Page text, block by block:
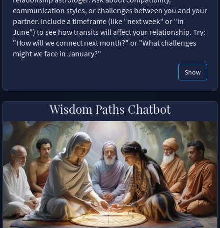
communication styles, or challenges between you and your
partner. Include a timeframe (like "next week" or "in
June") to see how transits will affect your relationship. Try:
"How will we connect next month?" or "What challenges
might we face in January?"
Show
Wisdom Paths Chatbot